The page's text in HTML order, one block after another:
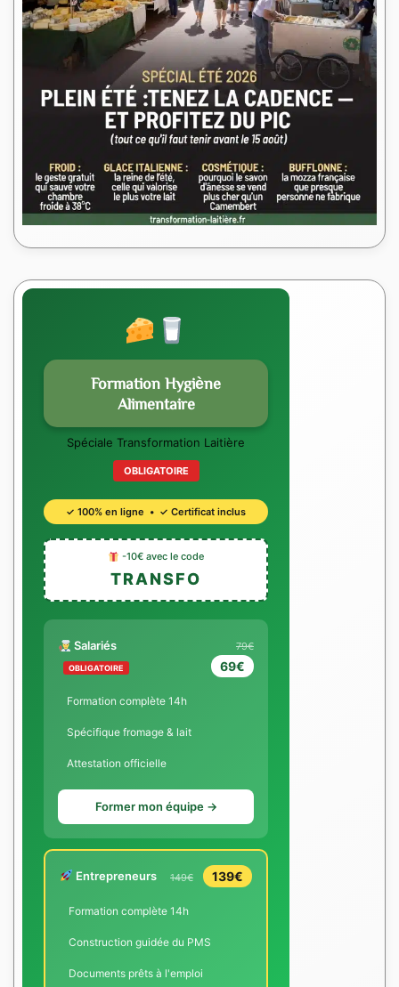
Formation Hygiène
Alimentaire
Spéciale Transformation Laitière
OBLIGATOIRE
✓ 100% en ligne • ✓ Certificat inclus
-10€ avec le code
TRANSFO
Salariés
OBLIGATOIRE
79€
69€
Formation complète 14h
Spécifique fromage & lait
Attestation officielle
Former mon équipe →
Entrepreneurs 149€ 139€
Formation complète 14h
Construction guidée du PMS
Documents prêts à l'emploi